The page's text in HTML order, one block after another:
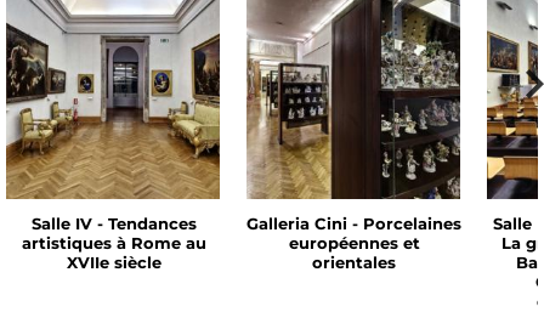
Salle IV - Tendances
artistiques à Rome au
XVIIe siècle
Galleria Cini - Porcelaines
européennes et
orientales
Salle
La